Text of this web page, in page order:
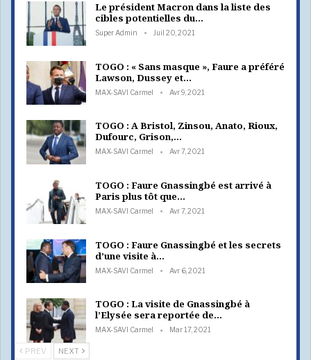
Le président Macron dans la liste des
cibles potentielles du…
Super Admin Juil 20, 2021
TOGO : « Sans masque », Faure a préféré
Lawson, Dussey et…
MAX-SAVI Carmel Avr 9, 2021
TOGO : A Bristol, Zinsou, Anato, Rioux,
Dufourc, Grison,…
MAX-SAVI Carmel Avr 7, 2021
TOGO : Faure Gnassingbé est arrivé à
Paris plus tôt que…
MAX-SAVI Carmel Avr 7, 2021
TOGO : Faure Gnassingbé et les secrets
d’une visite à…
MAX-SAVI Carmel Avr 6, 2021
TOGO : La visite de Gnassingbé à
l’Elysée sera reportée de…
MAX-SAVI Carmel Mar 17, 2021
PREV NEXT